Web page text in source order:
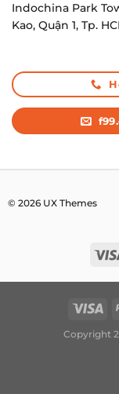
Indochina Park
Kao, Quận 1, Tp.
© 2026 UX Themes
Copyright